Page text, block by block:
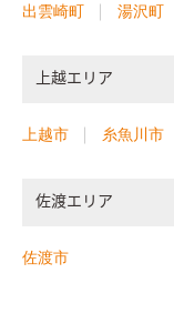
出雲崎町
湯沢町
上越エリア
上越市 糸魚川市
佐渡エリア
佐渡市